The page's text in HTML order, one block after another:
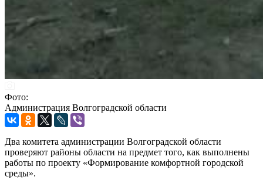
Фото:
Администрация Волгоградской области
Два комитета администрации Волгоградской области
проверяют районы области на предмет того, как выполнены
работы по проекту «Формирование комфортной городской
среды».